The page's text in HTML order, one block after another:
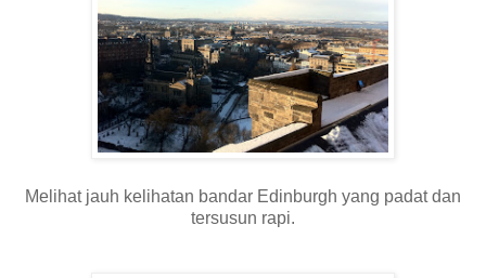
Melihat jauh kelihatan bandar Edinburgh yang padat dan
tersusun rapi.